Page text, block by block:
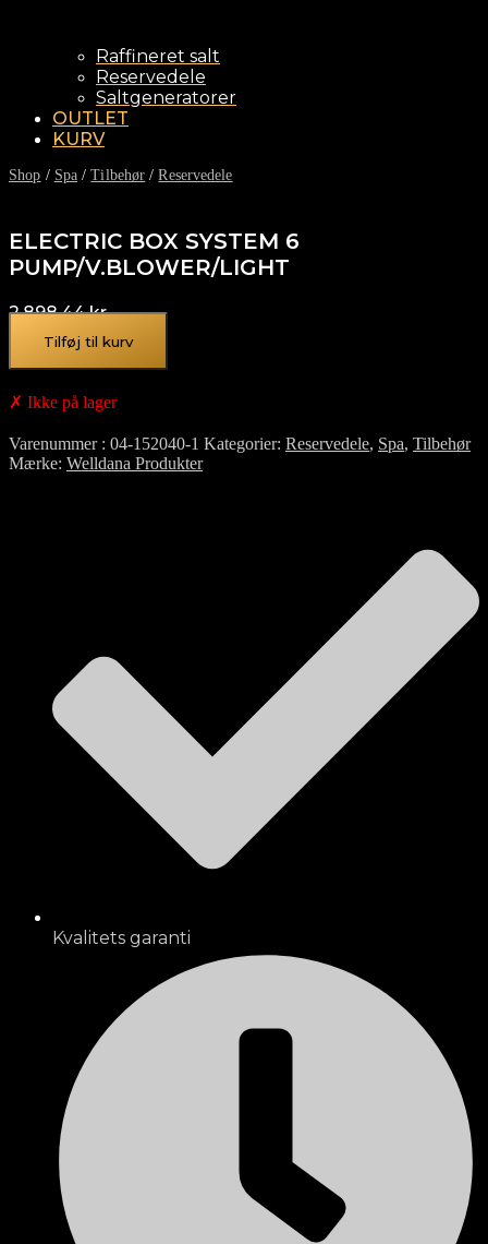
Raffineret salt
Reservedele
Saltgeneratorer
OUTLET
KURV
Shop / Spa /Tilbehør /Reservedele
ELECTRIC BOX SYSTEM 6
PUMP/V.BLOWER/LIGHT
2.898,44kr.
Tilføj til kurv
✗ Ikke på lager
Varenummer 04-152040-1 Kategorier Reservedele, Spa, Tilbehør
Mærke Welldana Produkter
Kvalitets garanti